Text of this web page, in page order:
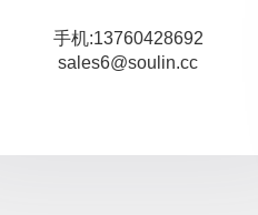
手机:13760428692
sales6@soulin.cc